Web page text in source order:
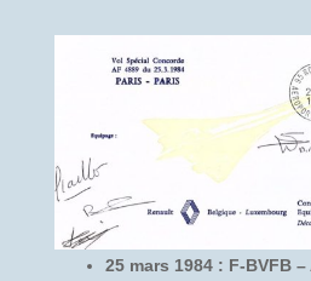
25 mars 1984 : F-BVFB –